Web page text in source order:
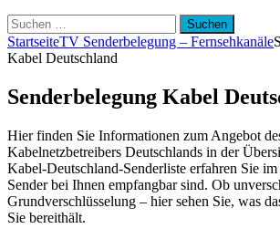
Suchen
nach:
StartseiteTV Senderbelegung – Fernsehkanäle
Kabel Deutschland
Senderbelegung Kabel
Hier finden Sie Informationen zum Angebot
Kabelnetzbetreibers Deutschlands in der
Kabel-Deutschland-Senderliste erfahren Sie
Sender bei Ihnen empfangbar sind. Ob
Grundverschlüsselung – hier sehen Sie, was
Sie bereithält.